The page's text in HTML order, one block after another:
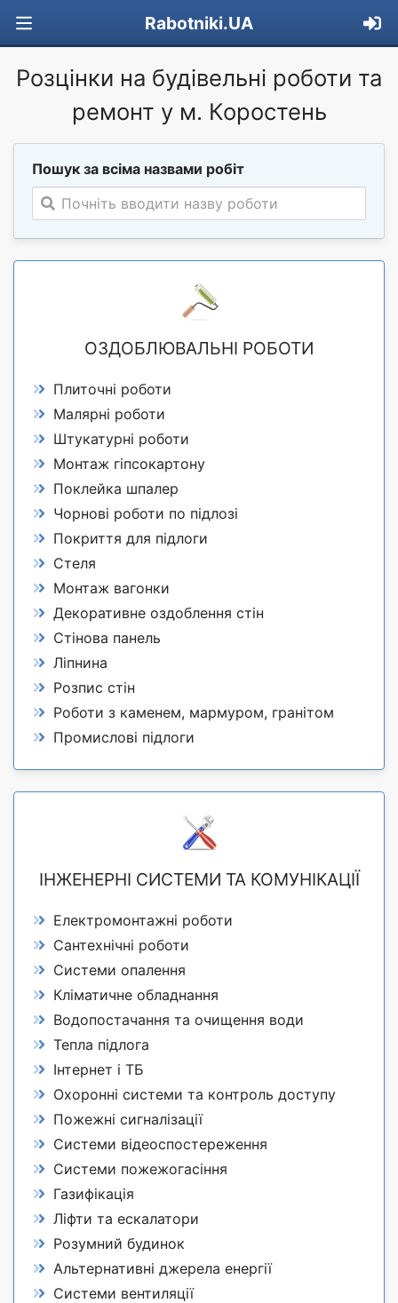
Rabotniki.UA
Розцінки на будівельні роботи та
ремонт у м. Коростень
Пошук за всіма назвами робіт
Почніть вводити назву роботи
ОЗДОБЛЮВАЛЬНІ РОБОТИ
Плиточні роботи
Малярні роботи
Штукатурні роботи
Монтаж гіпсокартону
Поклейка шпалер
Чорнові роботи по підлозі
Покриття для підлоги
Стеля
Монтаж вагонки
Декоративне оздоблення стін
Стінова панель
Ліпнина
Розпис стін
Роботи з каменем, мармуром, гранітом
Промислові підлоги
ІНЖЕНЕРНІ СИСТЕМИ ТА КОМУНІКАЦІЇ
Електромонтажні роботи
Сантехнічні роботи
Системи опалення
Кліматичне обладнання
Водопостачання та очищення води
Тепла підлога
Інтернет і ТБ
Охоронні системи та контроль доступу
Пожежні сигналізації
Системи відеоспостереження
Системи пожежогасіння
Газифікація
Ліфти та ескалатори
Розумний будинок
Альтернативні джерела енергії
Системи вентиляції